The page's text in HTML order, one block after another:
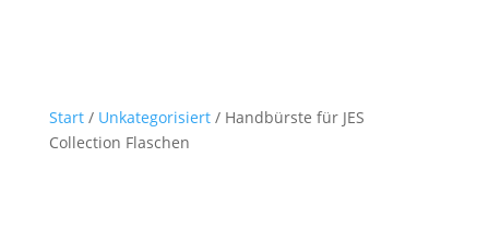
Start/ Unkategorisiert/ Handbürste für JES
Collection Flaschen